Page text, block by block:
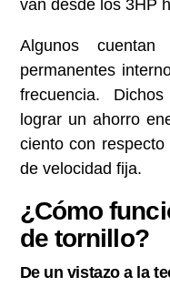
van desde los 3HP
Algunos
permanentes
frecuencia.
lograr un ahorro
ciento con
de velocidad fija.
¿Cómo
de tornillo?
De un vistazo a la